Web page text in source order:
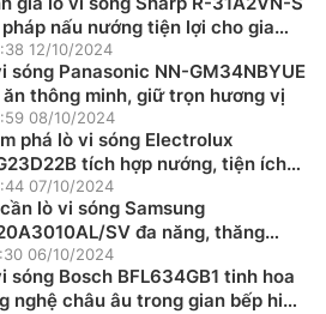
nấu nướng tiện lợi cho gia
12/10/2024
sóng Panasonic NN-GM34NBYUE
ăn thông minh, giữ trọn hương vị
08/10/2024
phá lò vi sóng Electrolux
tích hợp nướng, tiện ích
07/10/2024
lò vi sóng Samsung
SV đa năng, thăng
vị cơm nhà
06/10/2024
sóng Bosch BFL634GB1 tinh hoa
nghệ châu âu trong gian bếp hiện